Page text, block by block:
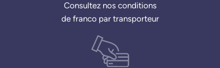
Consultez nos conditions
de franco par transporteur